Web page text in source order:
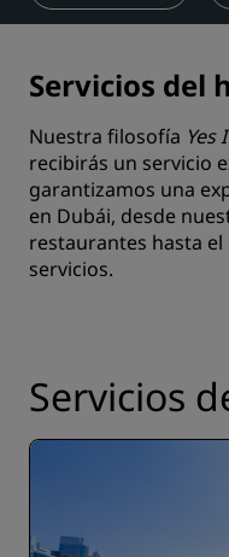
Servicios del
Nuestra filosofía Yes
recibirás un servicio
garantizamos una
en Dubái, desde
restaurantes hasta
servicios.
Servicios